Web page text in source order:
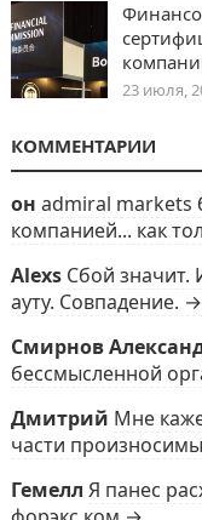
23 июля,
КОММЕНТАРИИ
он admiral markets
компанией... как
Alexs Сбой значит.
ауту. Совпадение. →
Смирнов
бессмысленной
Дмитрий Мне
части
Гемелл Я панес